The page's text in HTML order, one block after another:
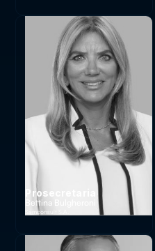
Prosecretaria
Bettina Bulgheroni
Samconsult S.A.